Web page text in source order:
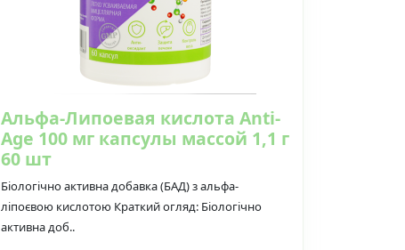
Альфа-Липоевая кислота Anti-
Age 100 мг капсулы массой 1,1 г
60 шт
Біологічно активна добавка (БАД) з альфа-
ліпоєвою кислотою Краткий огляд: Біологічно
активна доб..